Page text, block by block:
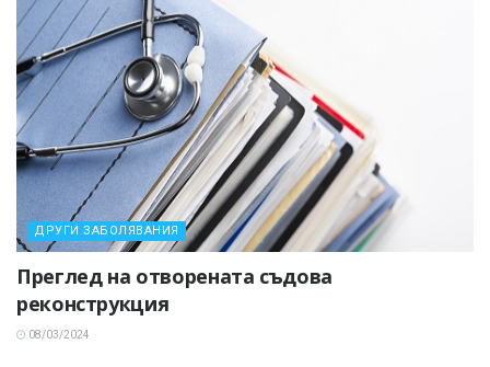
ДРУГИ ЗАБОЛЯВАНИЯ
Преглед на отворената съдова
реконструкция
08/03/2024